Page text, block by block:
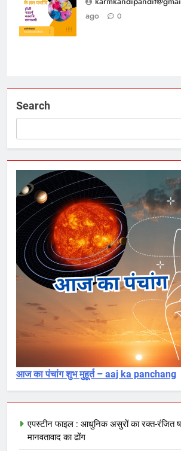
tyohar
ago
0
Search
आज का पंचांग शुभ मुहूर्त – aaj ka panchang
एपस्टीन फाइल : आधुनिक असुरों का रक्त-रंजित
मानवतावाद का ढोंग